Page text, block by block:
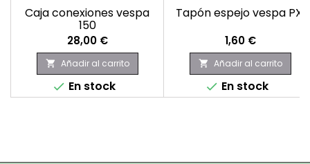
Caja conexiones vespa
150
Precio
28,00 €
 Añadir al carrito
 En stock
Tapón espejo vespa PX
Precio
1,60 €
 Añadir al carrito
 En stock